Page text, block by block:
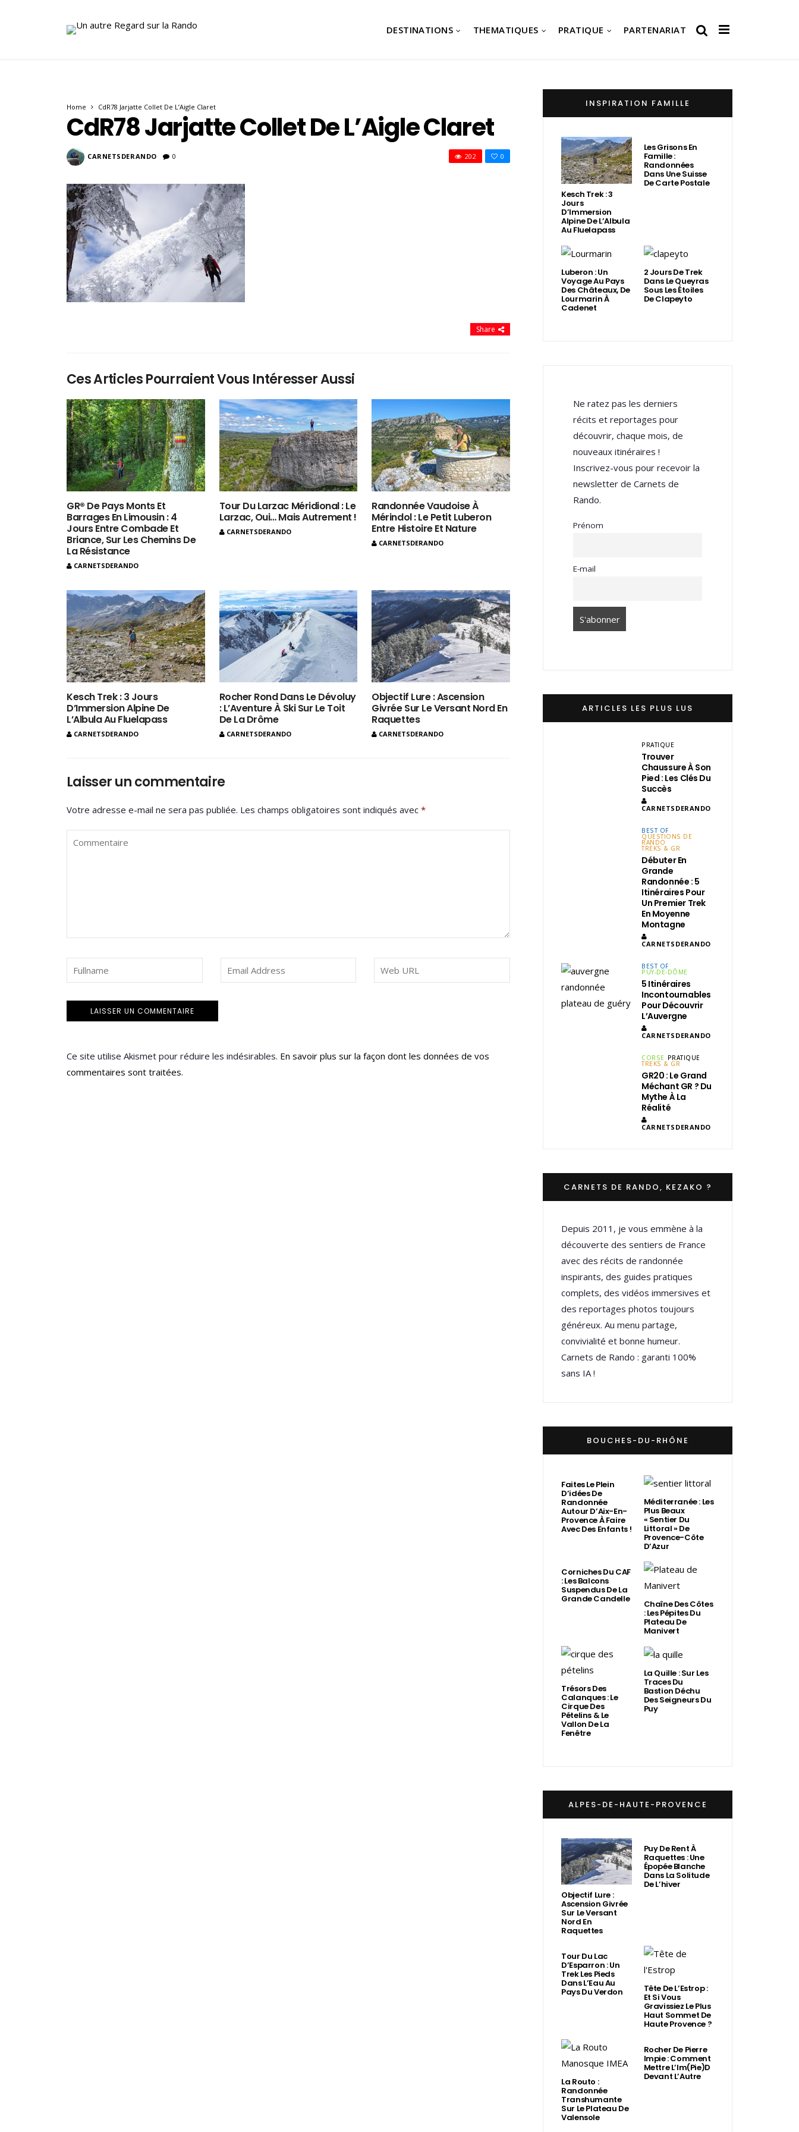
DESTINATIONS THEMATIQUES PRATIQUE PARTENARIAT
Home CdR78 Jarjatte Collet De L’Aigle Claret
CdR78 Jarjatte Collet De L’Aigle Claret
CARNETSDERANDO 0 0
202
Share
Ces Articles Pourraient Vous Intéresser Aussi
GR® De Pays Monts Et
Barrages En Limousin : 4
Jours Entre Combade Et
Briance, Sur Les Chemins De
La Résistance
CARNETSDERANDO
Tour Du Larzac Méridional : Le
Larzac, Oui… Mais Autrement !
CARNETSDERANDO
Randonnée Vaudoise À
Mérindol : Le Petit Luberon
Entre Histoire Et Nature
CARNETSDERANDO
Kesch Trek : 3 Jours
D’Immersion Alpine De
L’Albula Au Fluelapass
CARNETSDERANDO
Rocher Rond Dans Le Dévoluy
: L’Aventure À Ski Sur Le Toit
De La Drôme
CARNETSDERANDO
Objectif Lure : Ascension
Givrée Sur Le Versant Nord En
Raquettes
CARNETSDERANDO
Laisser un commentaire
Votre adresse e-mail ne sera pas publiée. Les champs obligatoires sont indiqués avec *
Ce site utilise Akismet pour réduire les indésirables. En savoir plus sur la façon dont les données de vos
commentaires sont traitées.
INSPIRATION FAMILLE
Kesch Trek : 3
Jours
D’Immersion
Alpine De L’Albula
Au Fluelapass
Les Grisons En
Famille :
Randonnées
Dans Une Suisse
De Carte Postale
Luberon : Un
Voyage Au Pays
Des Châteaux, De
Lourmarin À
Cadenet
2 Jours De Trek
Dans Le Queyras
Sous Les Étoiles
De Clapeyto
Ne ratez pas les derniers
récits et reportages pour
découvrir, chaque mois, de
nouveaux itinéraires !
Inscrivez-vous pour recevoir la
newsletter de Carnets de
Rando.
Prénom
E-mail
ARTICLES LES PLUS LUS
PRATIQUE
Trouver
Chaussure À Son
Pied : Les Clés Du
Succès
CARNETSDERANDO
BEST OF
QUESTIONS DE
RANDO
TREKS & GR
Débuter En
Grande
Randonnée : 5
Itinéraires Pour
Un Premier Trek
En Moyenne
Montagne
CARNETSDERANDO
BEST OF
PUY-DE-DÔME
5 Itinéraires
Incontournables
Pour Découvrir
L’Auvergne
CARNETSDERANDO
CORSE PRATIQUE
TREKS & GR
GR20 : Le Grand
Méchant GR ? Du
Mythe À La
Réalité
CARNETSDERANDO
CARNETS DE RANDO, KEZAKO ?
Depuis 2011, je vous emmène à la
découverte des sentiers de France
avec des récits de randonnée
inspirants, des guides pratiques
complets, des vidéos immersives et
des reportages photos toujours
généreux. Au menu partage,
convivialité et bonne humeur.
Carnets de Rando : garanti 100%
sans IA !
BOUCHES-DU-RHÔNE
Faites Le Plein
D’idées De
Randonnée
Autour D’Aix-En-
Provence À Faire
Avec Des Enfants !
Méditerranée : Les
Plus Beaux
« Sentier Du
Littoral » De
Provence-Côte
D’Azur
Corniches Du CAF
: Les Balcons
Suspendus De La
Grande Candelle Chaîne Des Côtes
: Les Pépites Du
Plateau De
Manivert
Trésors Des
Calanques : Le
Cirque Des
Pételins & Le
Vallon De La
Fenêtre
La Quille : Sur Les
Traces Du
Bastion Déchu
Des Seigneurs Du
Puy
ALPES-DE-HAUTE-PROVENCE
Objectif Lure :
Ascension Givrée
Sur Le Versant
Nord En
Raquettes
Puy De Rent À
Raquettes : Une
Épopée Blanche
Dans La Solitude
De L’hiver
Tour Du Lac
D’Esparron : Un
Trek Les Pieds
Dans L’Eau Au
Pays Du Verdon Tête De L’Estrop :
Et Si Vous
Gravissiez Le Plus
Haut Sommet De
Haute Provence ?
La Routo :
Randonnée
Transhumante
Sur Le Plateau De
Valensole
Rocher De Pierre
Impie : Comment
Mettre L’Im(Pie)d
Devant L’Autre